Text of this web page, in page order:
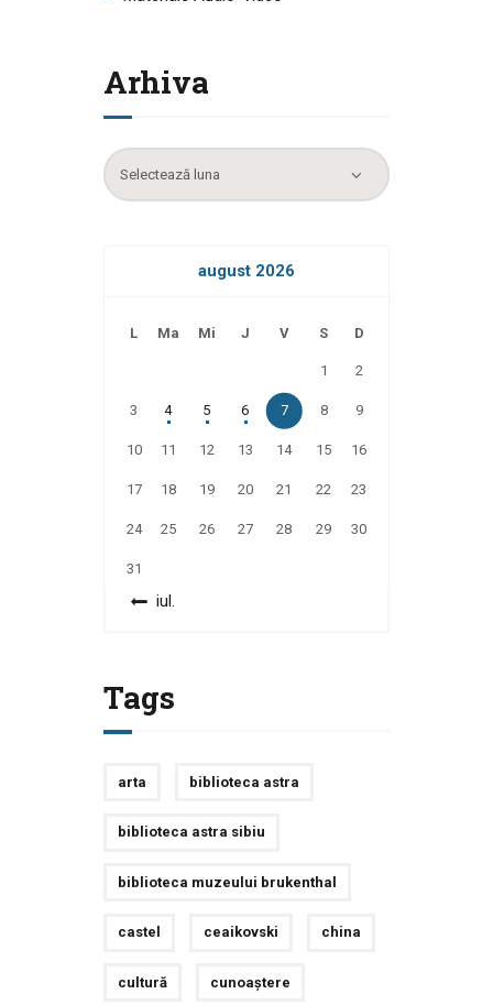
Arhiva
Arhiva
august 2026
L Ma Mi J V S D
1 2
3 4 5 6 7 8 9
10 11 12 13 14 15 16
17 18 19 20 21 22 23
24 25 26 27 28 29 30
31
« iul.
Tags
arta biblioteca astra
biblioteca astra sibiu
biblioteca muzeului brukenthal
castel ceaikovski china
cultură cunoaștere